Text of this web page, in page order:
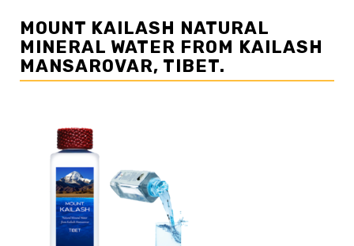
MOUNT KAILASH NATURAL
MINERAL WATER FROM KAILASH
MANSAROVAR, TIBET.